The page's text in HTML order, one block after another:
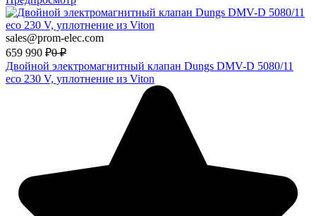
sales@prom-elec.com
659 990 ₽0 ₽
Двойной электромагнитный клапан Dungs DMV-D 5080/11
eco 230 V, уплотнение из Viton